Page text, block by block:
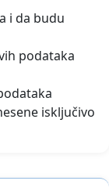
i da budu
podataka
isključivo